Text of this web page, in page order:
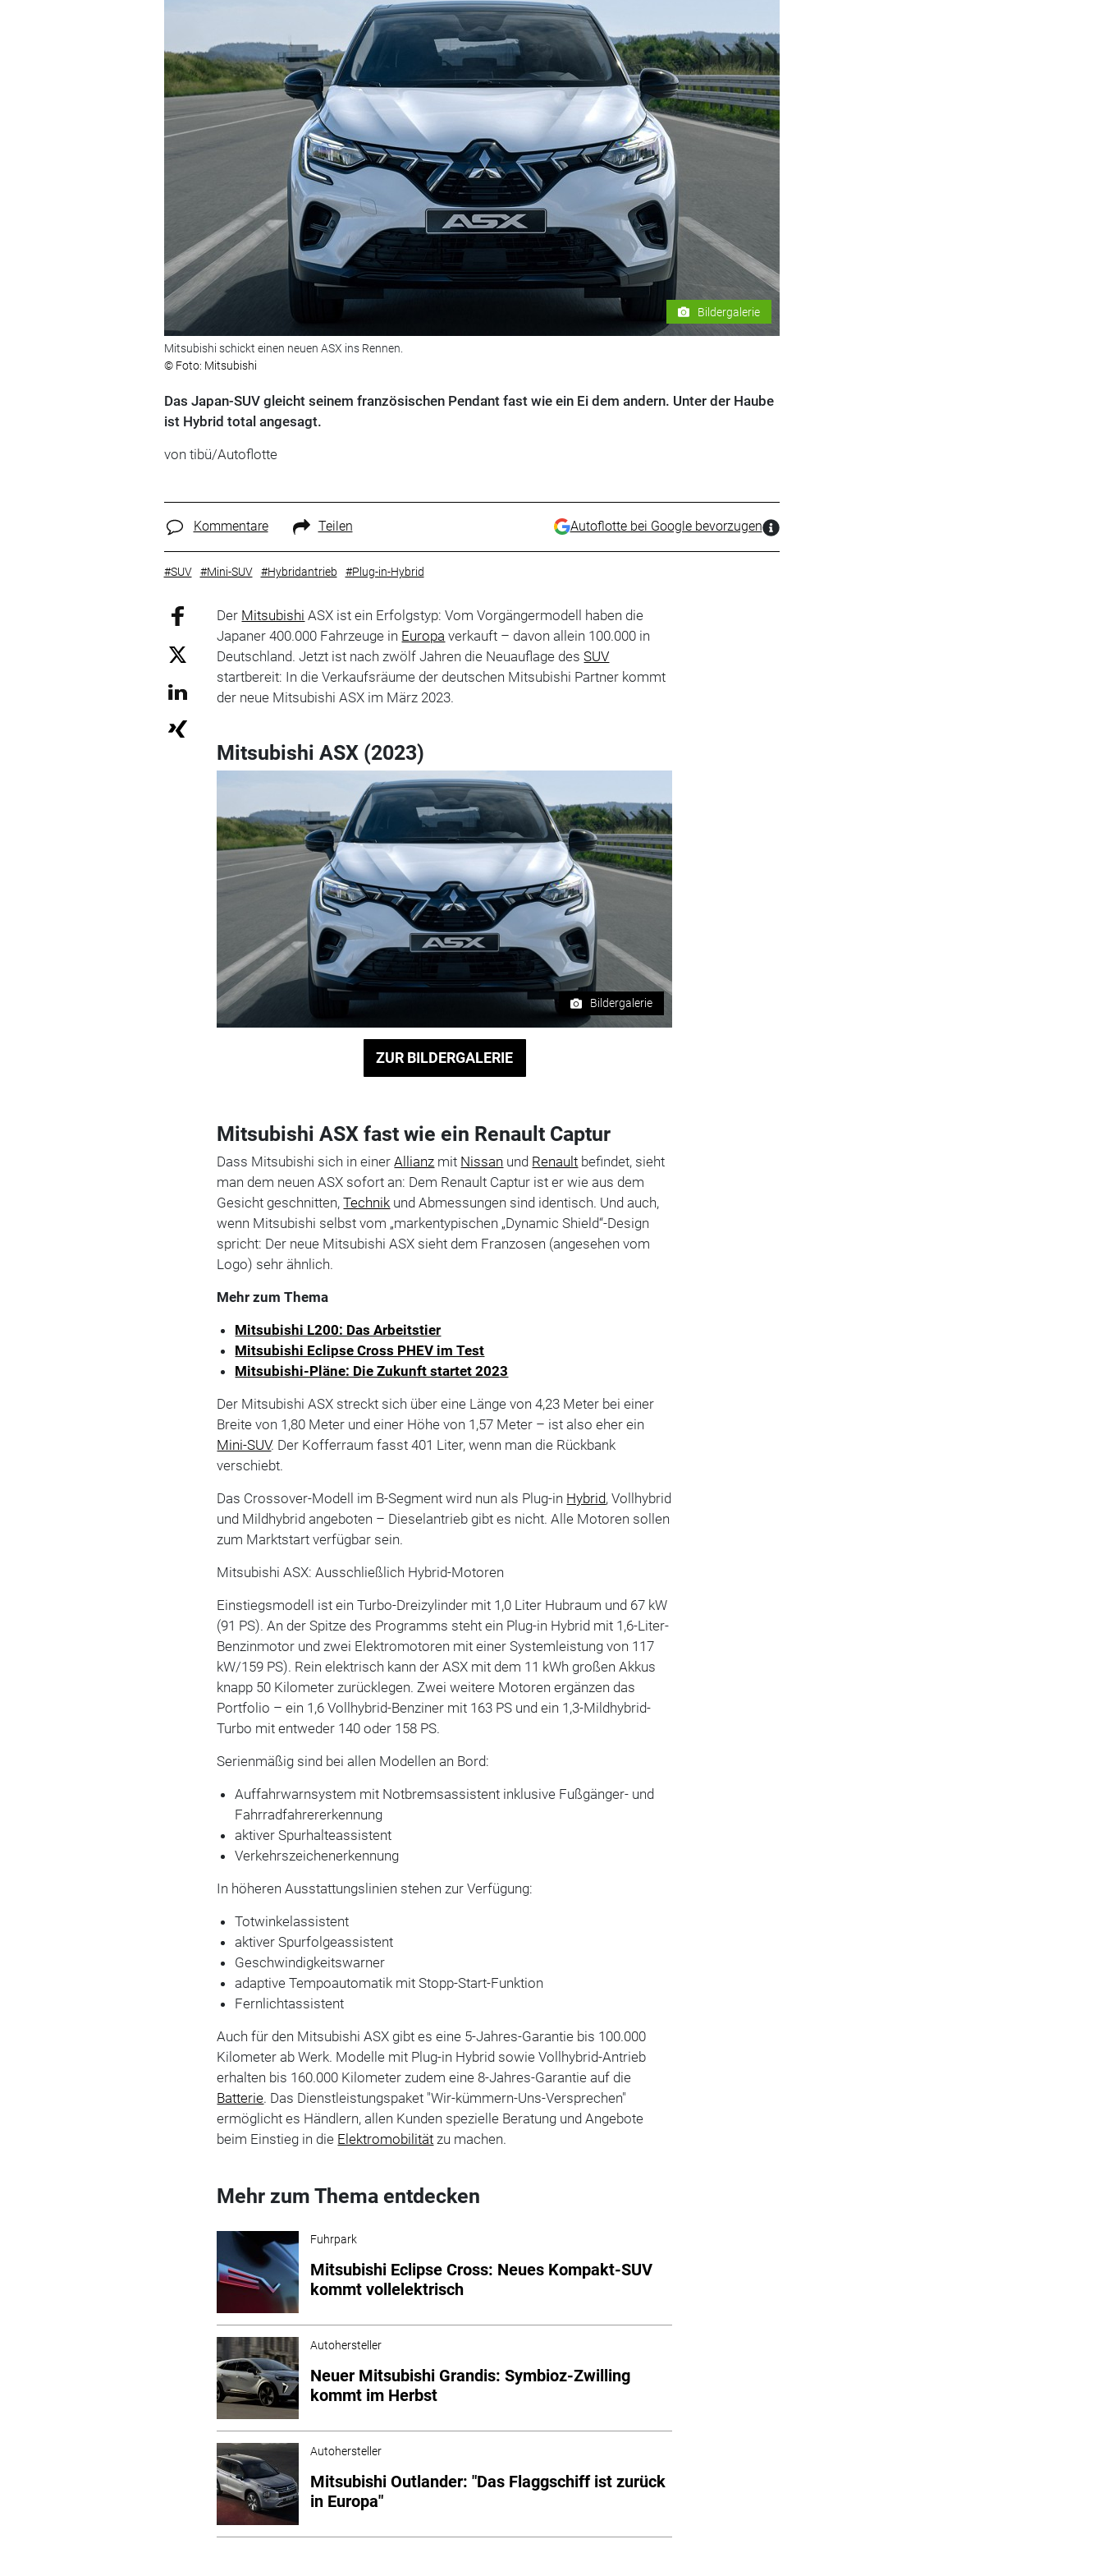
Bildergalerie
Mitsubishi schickt einen neuen ASX ins Rennen.
© Foto: Mitsubishi
Das Japan-SUV gleicht seinem französischen Pendant fast wie ein Ei dem andern. Unter der Haube
ist Hybrid total angesagt.
von tibü/Autoflotte
Kommentare Teilen Autoflotte bei Google bevorzugen
#SUV #Mini-SUV #Hybridantrieb #Plug-in-Hybrid
Der Mitsubishi ASX ist ein Erfolgstyp: Vom Vorgängermodell haben die
Japaner 400.000 Fahrzeuge in Europa verkauft – davon allein 100.000 in
Deutschland. Jetzt ist nach zwölf Jahren die Neuauflage desSUV
startbereit: In die Verkaufsräume der deutschen Mitsubishi Partner kommt
der neue Mitsubishi ASX im März 2023.
Mitsubishi ASX (2023)
Bildergalerie
ZUR BILDERGALERIE
Mitsubishi ASX fast wie ein Renault Captur
Dass Mitsubishi sich in einerAllianz mit Nissan und Renault befindet, sieht
man dem neuen ASX sofort an: Dem Renault Captur ist er wie aus dem
Gesicht geschnitten,Technik und Abmessungen sind identisch. Und auch,
wenn Mitsubishi selbst vom „markentypischen „Dynamic Shield“-Design
spricht: Der neue Mitsubishi ASX sieht dem Franzosen (angesehen vom
Logo) sehr ähnlich.
Mehr zum Thema
Mitsubishi L200: Das Arbeitstier
Mitsubishi Eclipse Cross PHEV im Test
Mitsubishi-Pläne: Die Zukunft startet 2023
Der Mitsubishi ASX streckt sich über eine Länge von 4,23 Meter bei einer
Breite von 1,80 Meter und einer Höhe von 1,57 Meter – ist also eher ein
Mini-SUV. Der Kofferraum fasst 401 Liter, wenn man die Rückbank
verschiebt.
Das Crossover-Modell im B-Segment wird nun als Plug-in Hybrid, Vollhybrid
und Mildhybrid angeboten – Dieselantrieb gibt es nicht. Alle Motoren sollen
zum Marktstart verfügbar sein.
Mitsubishi ASX: Ausschließlich Hybrid-Motoren
Einstiegsmodell ist ein Turbo-Dreizylinder mit 1,0 Liter Hubraum und 67 kW
(91 PS). An der Spitze des Programms steht ein Plug-in Hybrid mit 1,6-Liter-
Benzinmotor und zwei Elektromotoren mit einer Systemleistung von 117
kW/159 PS). Rein elektrisch kann der ASX mit dem 11 kWh großen Akkus
knapp 50 Kilometer zurücklegen. Zwei weitere Motoren ergänzen das
Portfolio – ein 1,6 Vollhybrid-Benziner mit 163 PS und ein 1,3-Mildhybrid-
Turbo mit entweder 140 oder 158 PS.
Serienmäßig sind bei allen Modellen an Bord:
Auffahrwarnsystem mit Notbremsassistent inklusive Fußgänger- und
Fahrradfahrererkennung
aktiver Spurhalteassistent
Verkehrszeichenerkennung
In höheren Ausstattungslinien stehen zur Verfügung:
Totwinkelassistent
aktiver Spurfolgeassistent
Geschwindigkeitswarner
adaptive Tempoautomatik mit Stopp-Start-Funktion
Fernlichtassistent
Auch für den Mitsubishi ASX gibt es eine 5-Jahres-Garantie bis 100.000
Kilometer ab Werk. Modelle mit Plug-in Hybrid sowie Vollhybrid-Antrieb
erhalten bis 160.000 Kilometer zudem eine 8-Jahres-Garantie auf die
Batterie. Das Dienstleistungspaket "Wir-kümmern-Uns-Versprechen"
ermöglicht es Händlern, allen Kunden spezielle Beratung und Angebote
beim Einstieg in die Elektromobilität zu machen.
Mehr zum Thema entdecken
Fuhrpark
Mitsubishi Eclipse Cross: Neues Kompakt-SUV
kommt vollelektrisch
Autohersteller
Neuer Mitsubishi Grandis: Symbioz-Zwilling
kommt im Herbst
Autohersteller
Mitsubishi Outlander: "Das Flaggschiff ist zurück
in Europa"